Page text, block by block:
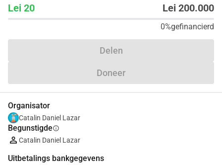
Lei 20 Lei 200.000
0%gefinancierd
Delen
Doneer
Organisator
Catalin Daniel Lazar
Begunstigdeinfo
Catalin Daniel Lazar
Uitbetalings bankgegevens